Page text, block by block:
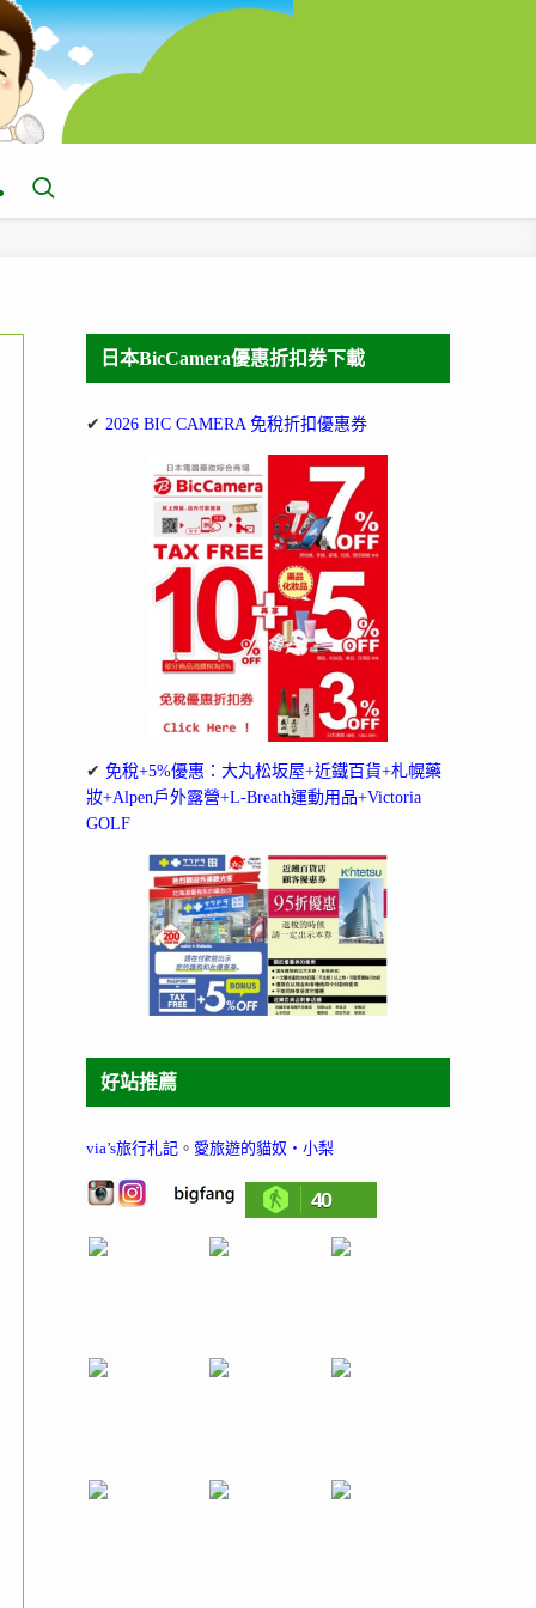
日本BicCamera優惠折扣券下載
✔ 2026 BIC CAMERA 免稅折扣優惠券
✔ 免稅+5%優惠：大丸松坂屋+近鐵百貨+札幌藥
妝+Alpen戶外露營+L-Breath運動用品+Victoria
GOLF
好站推薦
via’s旅行札記 。 愛旅遊的貓奴‧小梨
40